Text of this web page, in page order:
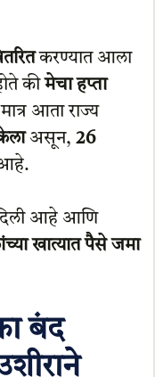
करण्यात आला
कीमेचा हप्ता
आता राज्य
असून, 26
दिली आहे आणि
खात्यात पैसे जमा
बंद